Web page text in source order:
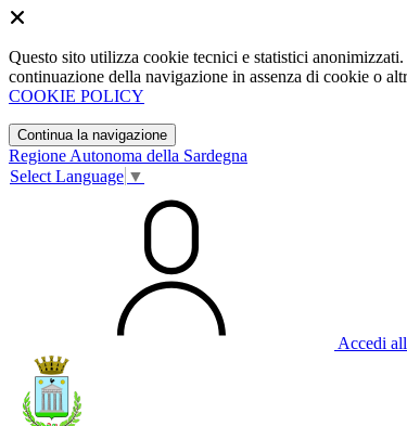
Questo sito utilizza cookie tecnici e statistici
continuazione della navigazione in assenza di cookie o
COOKIE POLICY
Continua la navigazione
Regione Autonoma della Sardegna
Select Language ▼
Accedi